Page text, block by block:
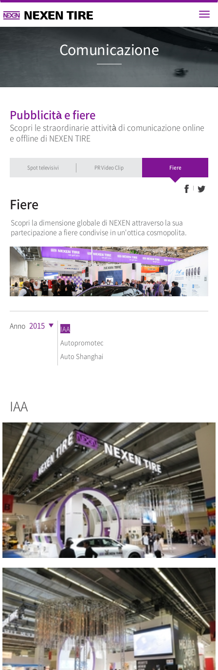
Pubblicità e fiere
Scopri le straordinarie attività di comunicazione online
e offline di NEXEN TIRE
Spot televisivi PR Video Clip Fiere
Fiere
Scopri la dimensione globale di NEXEN attraverso la sua
partecipazione a fiere condivise in un'ottica cosmopolita.
Anno 2015
IAA
Autopromotec
Auto Shanghai
IAA
Vicino